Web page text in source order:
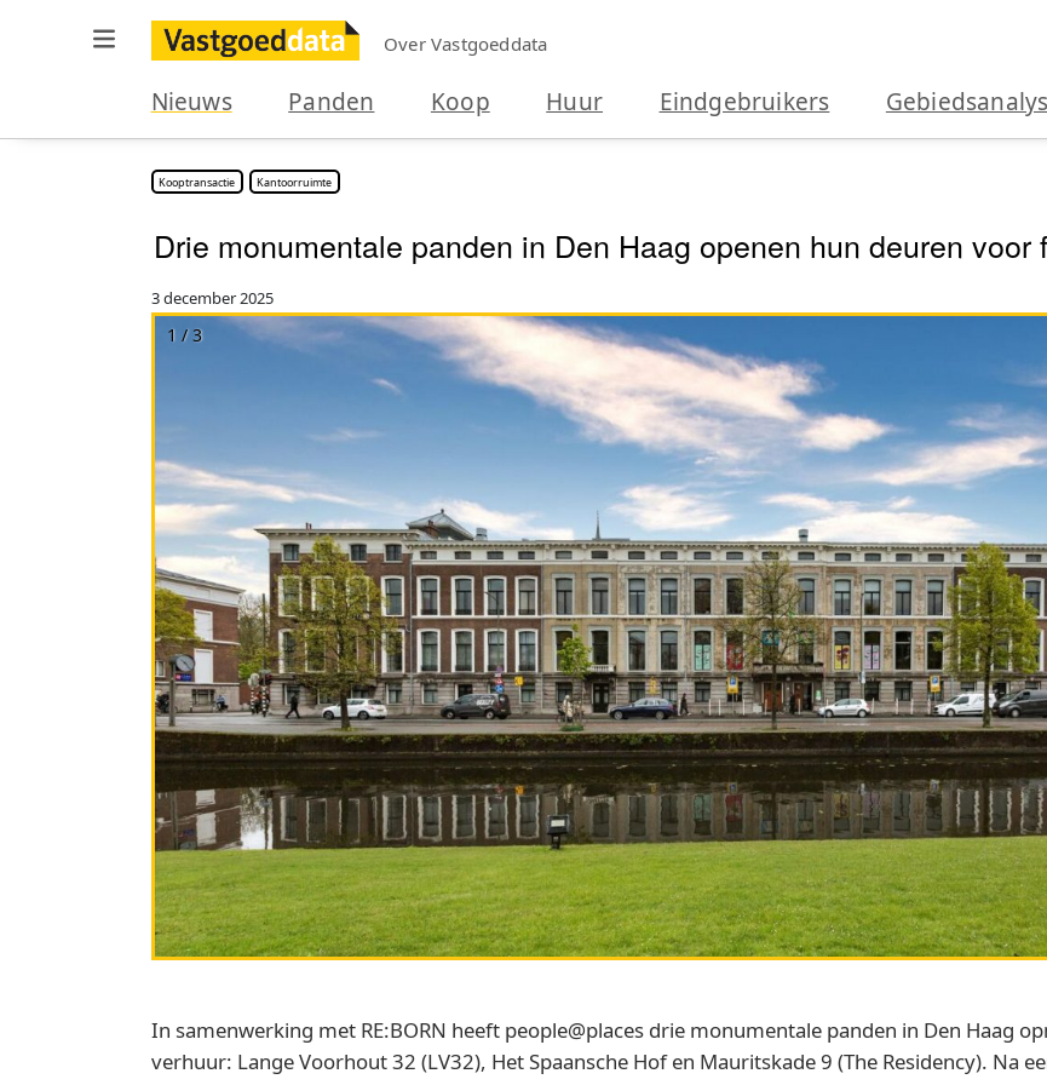
Over Vastgoeddata
Nieuws Panden Koop Huur Eindgebruikers
Kooptransactie Kantoorruimte
Drie monumentale panden in Den Haag openen hun deuren voor
3 december 2025
1 / 3
In samenwerking met RE:BORN heeft people@places drie monumentale panden in Den Haag
verhuur: Lange Voorhout 32 (LV32), Het Spaansche Hof en Mauritskade 9 (The Residency). Na